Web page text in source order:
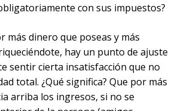
con sus impuestos?
más dinero que poseas y más
hay un punto de ajuste
sentir cierta insatisfacción que no
total. ¿Qué significa? Que por más
arriba los ingresos, si no se